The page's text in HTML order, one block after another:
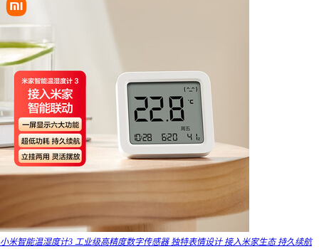
小米智能温湿度计3 工业级高精度数字传感器 独特表情设计 接入米家生态 持久续航